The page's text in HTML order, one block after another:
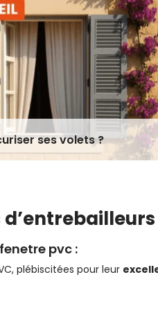
ses volets ?
pvc :
plébiscitées pour leur
classiques, vous avez de